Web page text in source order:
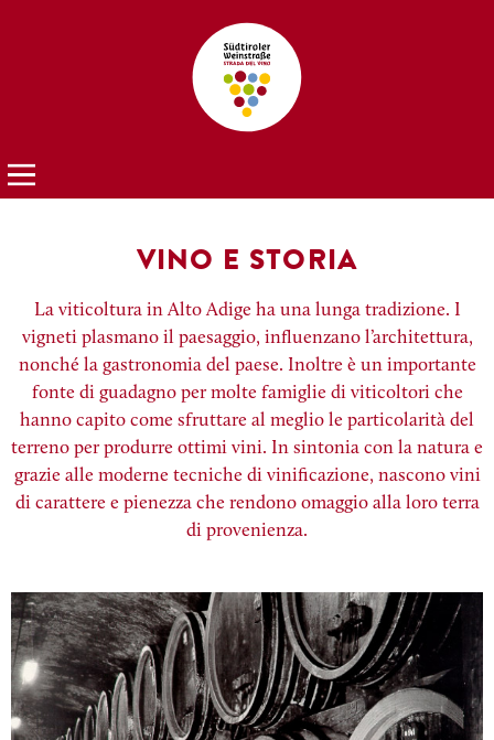
VINO E STORIA
La viticoltura in Alto Adige ha una lunga tradizione. I
vigneti plasmano il paesaggio, influenzano l’architettura,
nonché la gastronomia del paese. Inoltre è un importante
fonte di guadagno per molte famiglie di viticoltori che
hanno capito come sfruttare al meglio le particolarità del
terreno per produrre ottimi vini. In sintonia con la natura e
grazie alle moderne tecniche di vinificazione, nascono vini
di carattere e pienezza che rendono omaggio alla loro terra
di provenienza.